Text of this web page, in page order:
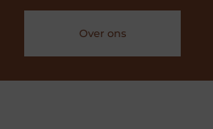
Over ons